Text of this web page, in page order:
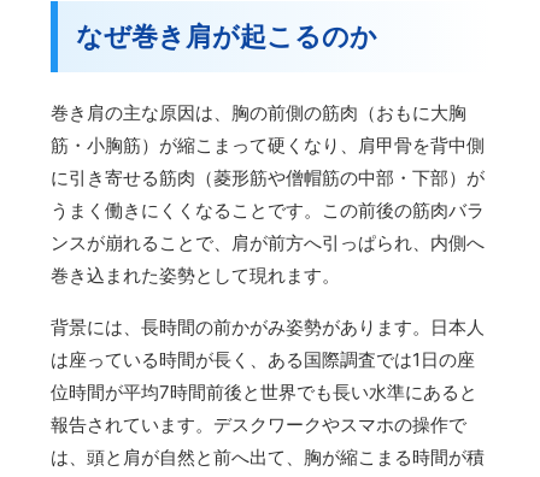
なぜ巻き肩が起こるのか
巻き肩の主な原因は、胸の前側の筋肉（おもに大胸
筋・小胸筋）が縮こまって硬くなり、肩甲骨を背中側
に引き寄せる筋肉（菱形筋や僧帽筋の中部・下部）が
うまく働きにくくなることです。この前後の筋肉バラ
ンスが崩れることで、肩が前方へ引っぱられ、内側へ
巻き込まれた姿勢として現れます。
背景には、長時間の前かがみ姿勢があります。日本人
は座っている時間が長く、ある国際調査では1日の座
位時間が平均7時間前後と世界でも長い水準にあると
報告されています。デスクワークやスマホの操作で
は、頭と肩が自然と前へ出て、胸が縮こまる時間が積